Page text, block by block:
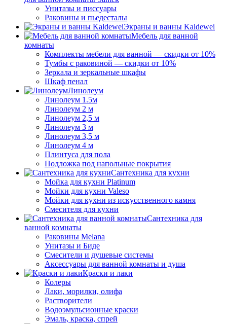
Унитазы и писсуары
Раковины и пьедесталы
Экраны и ванны Kaldewei
Мебель для ванной
комнаты
Комплекты мебели для ванной — скидки от 10%
Тумбы с раковиной — скидки от 10%
Зеркала и зеркальные шкафы
Шкаф пенал
Линолеум
Линолеум 1.5м
Линолеум 2 м
Линолеум 2,5 м
Линолеум 3 м
Линолеум 3,5 м
Линолеум 4 м
Плинтуса для пола
Подложка под напольные покрытия
Сантехника для кухни
Мойка для кухни Platinum
Мойки для кухни Valeso
Мойки для кухни из искусственного камня
Смесителя для кухни
Сантехника для
ванной комнаты
Раковины Melana
Унитазы и Биде
Смесители и душевые системы
Аксессуары для ванной комнаты и душа
Краски и лаки
Колеры
Лаки, морилки, олифа
Растворители
Водоэмульсионные краски
Эмаль, краска, спрей